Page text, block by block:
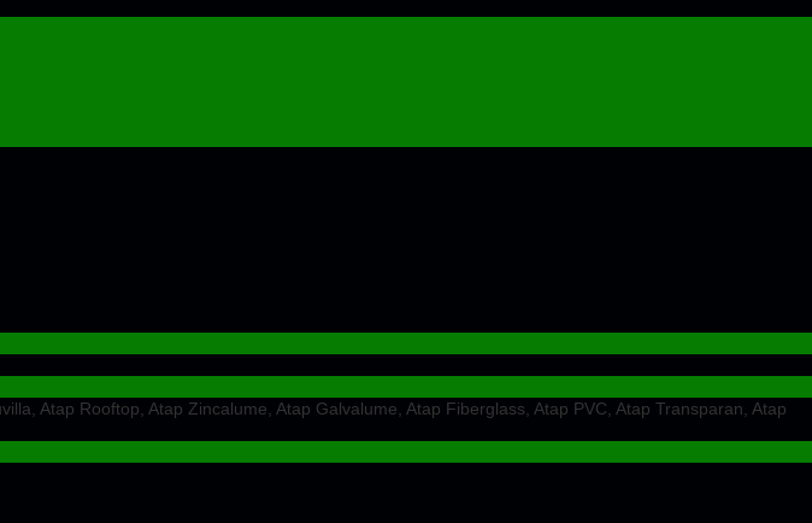
Atap Rooftop, Atap Zincalume, Atap Galvalume, Atap Fiberglass, Atap PVC, Atap Transparan, Atap